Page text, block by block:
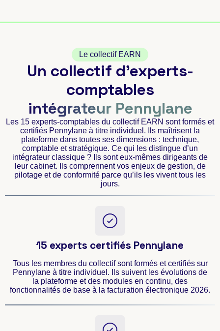
Le collectif EARN
Un collectif d’experts-
comptables
intégrateur Pennylane
Les 15 experts-comptables du collectif EARN sont formés et
certifiés Pennylane à titre individuel. Ils maîtrisent la
plateforme dans toutes ses dimensions : technique,
comptable et stratégique. Ce qui les distingue d’un
intégrateur classique ? Ils sont eux-mêmes dirigeants de
leur cabinet. Ils comprennent vos enjeux de gestion, de
pilotage et de conformité parce qu’ils les vivent tous les
jours.
15 experts certifiés Pennylane
Tous les membres du collectif sont formés et certifiés sur
Pennylane à titre individuel. Ils suivent les évolutions de
la plateforme et des modules en continu, des
fonctionnalités de base à la facturation électronique 2026.